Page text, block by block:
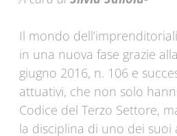
Il mondo
in una nuova fase grazie
giugno 2016, n. 106 e
attuativi, che non solo
Codice del Terzo Settore,
la disciplina di uno dei